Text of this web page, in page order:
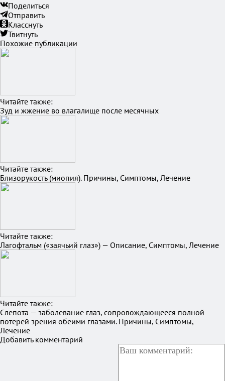
Поделиться
Отправить
Класснуть
Твитнуть
Похожие публикации
Читайте также:
Зуд и жжение во влагалище после месячных
Читайте также:
Близорукость (миопия). Причины, Симптомы, Лечение
Читайте также:
Лагофтальм («заячьий глаз») — Описание, Симптомы, Лечение
Читайте также:
Слепота — заболевание глаз, сопровождающееся полной
потерей зрения обеими глазами. Причины, Симптомы,
Лечение
Добавить комментарий